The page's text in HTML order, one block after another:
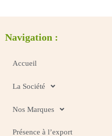
Navigation :
Accueil
La Société
Nos Marques
Présence à l’export